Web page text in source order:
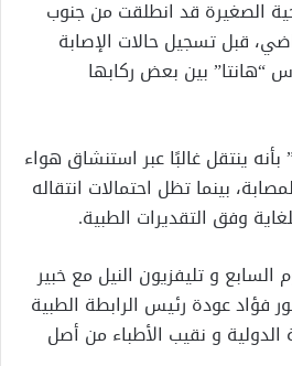
الصغيرة قد انطلقت من جنوب
قبل تسجيل حالات الإصابة
“هانتا” بين بعض ركابها
ينتقل غالبًا عبر استنشاق هواء
بينما تظل احتمالات انتقاله
وفق التقديرات الطبية.
السابع و تليفزيون النيل مع خبير
فؤاد عودة رئيس الرابطة الطبية
و نقيب الأطباء من أصل